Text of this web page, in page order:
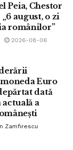
Peia, Chestor
august, o zi
românilor”
2026-08-06
Euro
dată
a
Zamfirescu